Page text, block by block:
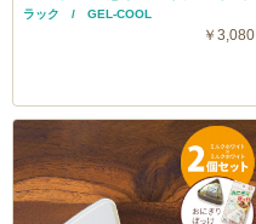
ラック / GEL-COOL
￥3,080